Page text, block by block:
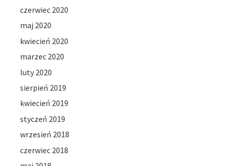
czerwiec 2020
maj 2020
kwiecień 2020
marzec 2020
luty 2020
sierpień 2019
kwiecień 2019
styczeń 2019
wrzesień 2018
czerwiec 2018